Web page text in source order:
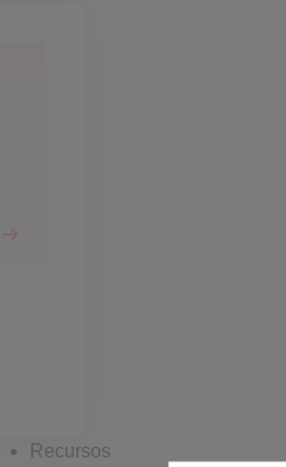
Recursos